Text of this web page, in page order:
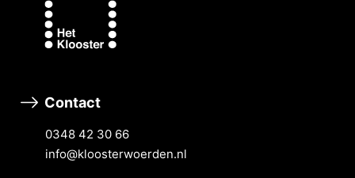
Contact
0348 42 30 66
info@kloosterwoerden.nl